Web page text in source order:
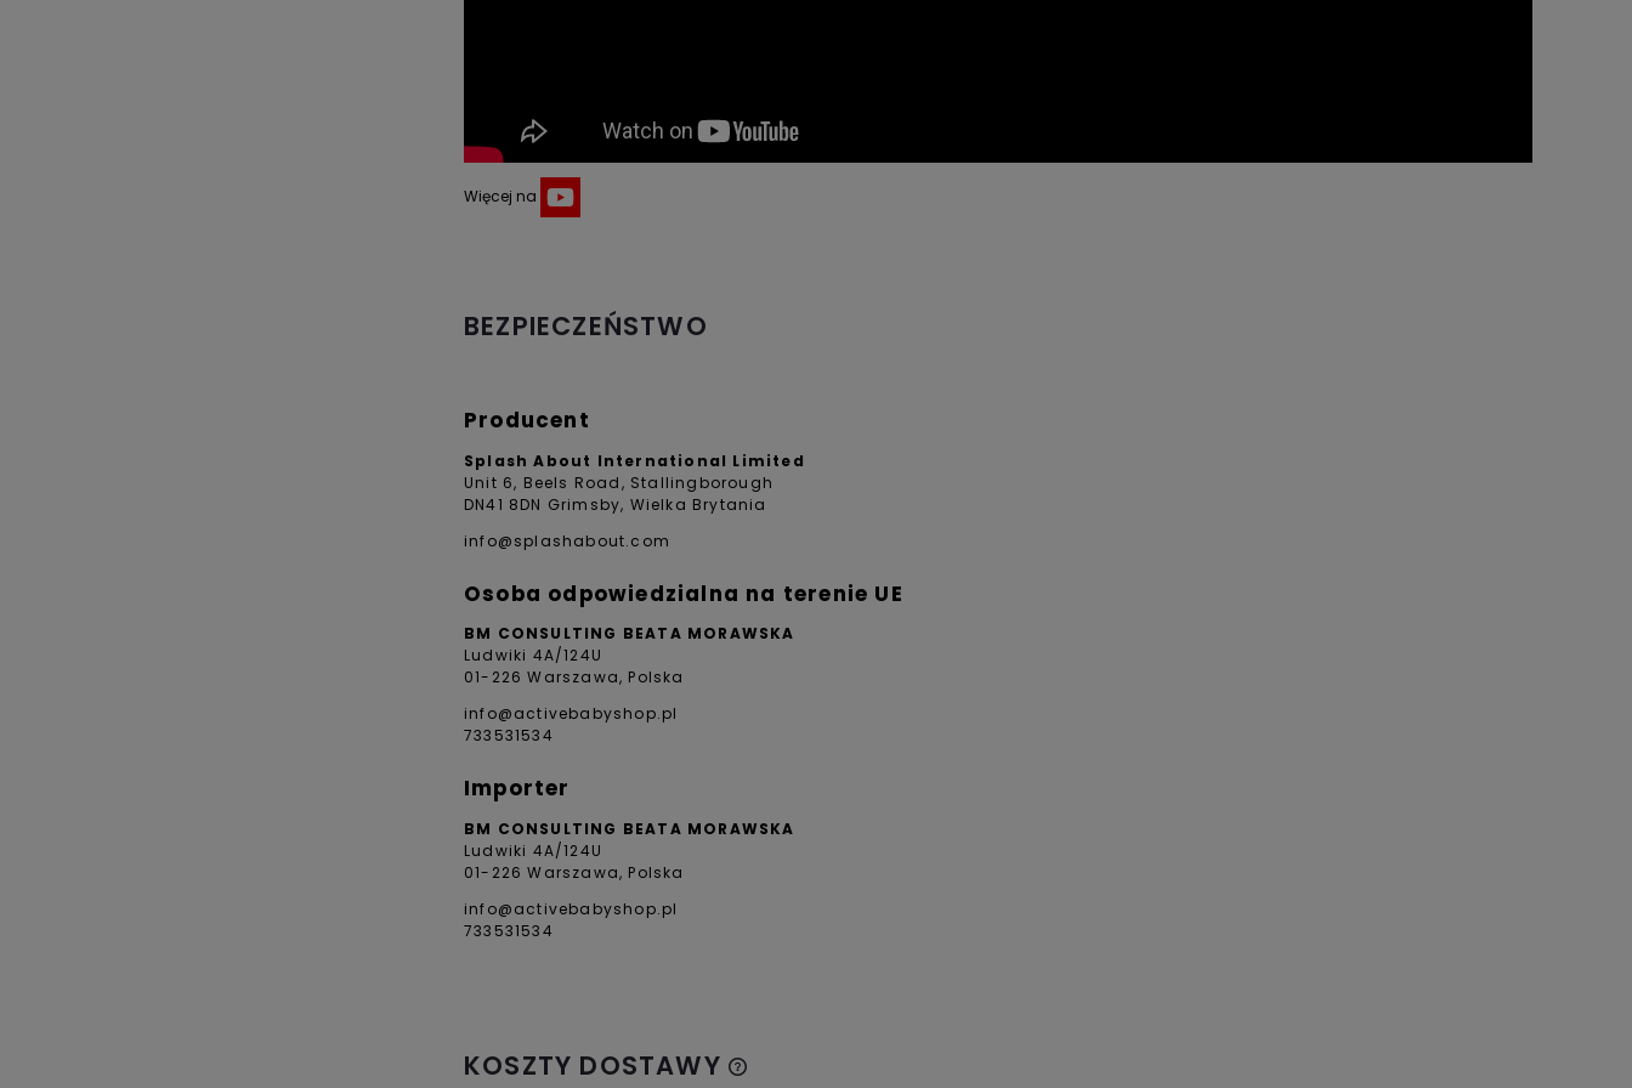
Więcej na
BEZPIECZEŃSTWO
Producent
Splash About International Limited
Unit 6, Beels Road, Stallingborough
DN41 8DN Grimsby, Wielka Brytania
info@splashabout.com
Osoba odpowiedzialna na terenie UE
BM CONSULTING BEATA MORAWSKA
Ludwiki 4A/124U
01-226 Warszawa, Polska
info@activebabyshop.pl
733531534
Importer
BM CONSULTING BEATA MORAWSKA
Ludwiki 4A/124U
01-226 Warszawa, Polska
info@activebabyshop.pl
733531534
KOSZTY DOSTAWY